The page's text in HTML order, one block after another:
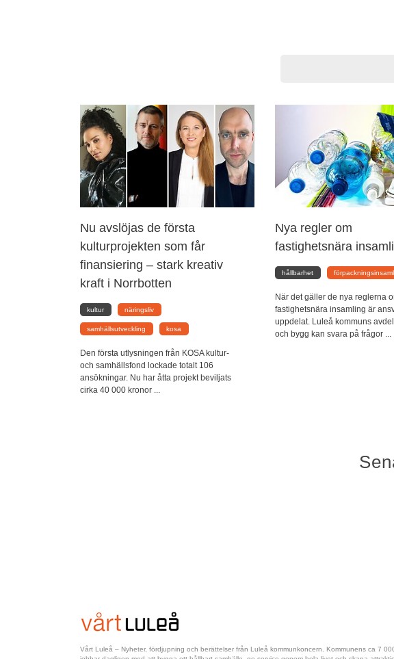
Nu avslöjas de första
kulturprojekten som får
finansiering – stark kreativ
kraft i Norrbotten
kultur näringsliv
samhällsutveckling kosa
Den första utlysningen från KOSA kultur-
och samhällsfond lockade totalt 106
ansökningar. Nu har åtta projekt beviljats
cirka 40 000 kronor ...
Nya regler om
fastighetsnära
hållbarhet
När det gäller de nya reglerna
fastighetsnära insamling är
uppdelat. Luleå kommuns
och bygg kan svara på frågor ...
Vårt Luleå – Nyheter, fördjupning och berättelser från Luleå kommunkoncern. Kommunens ca 7